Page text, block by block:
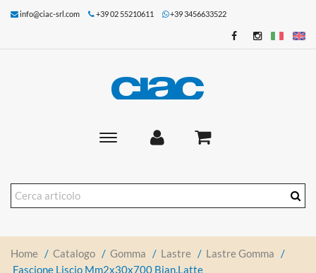
info@ciac-srl.com +39 02 55210611 +39 3456633522
Toggle
Home / Catalogo / Gomma / Lastre / Lastre Gomma /
Fascione Liscio Mm2x30x700 Bian.latte